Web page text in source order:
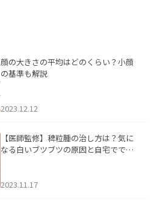
顔の大きさの平均はどのくらい？小顔
の基準も解説
2023.12.12
【医師監修】稗粒腫の治し方は？気に
なる白いブツブツの原因と自宅ででき
2023.11.17